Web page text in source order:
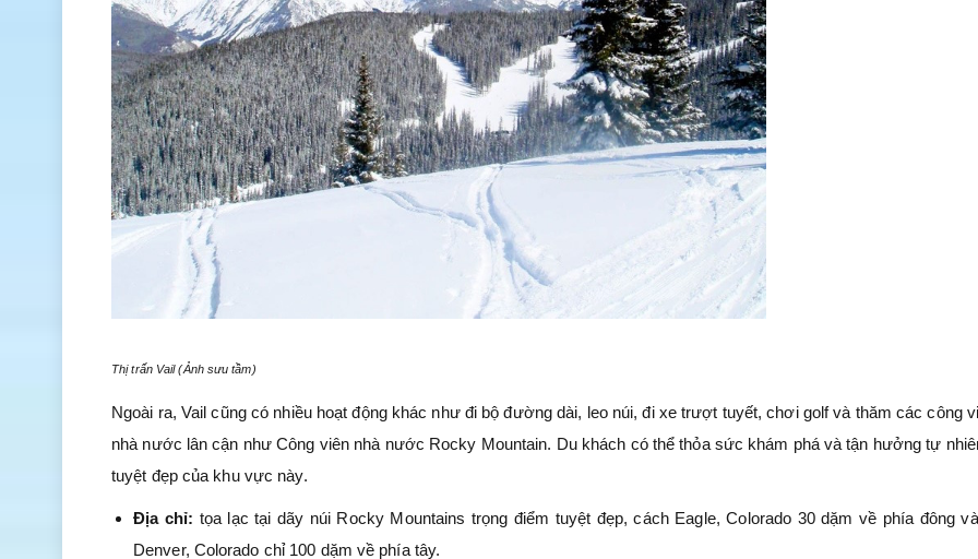
Thị trấn Vail (Ảnh sưu tầm)
Ngoài ra, Vail cũng có nhiều hoạt động khác như đi bộ đường dài, leo núi, đi xe trượt tuyết, chơi golf và thăm các công
nhà nước lân cận như Công viên nhà nước Rocky Mountain. Du khách có thể thỏa sức khám phá và tận hưởng tự
tuyệt đẹp của khu vực này.
Địa chỉ: tọa lạc tại dãy núi Rocky Mountains trọng điểm tuyệt đẹp, cách Eagle, Colorado 30 dặm về phía đông
Denver, Colorado chỉ 100 dặm về phía tây.